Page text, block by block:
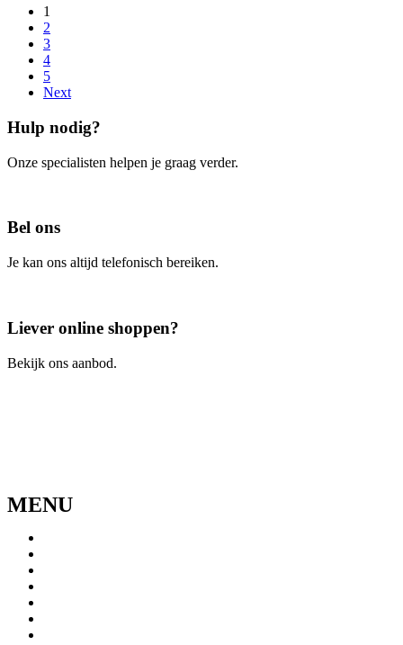
1
2
3
4
5
Next
Hulp nodig?
Onze specialisten helpen je graag verder.
Bel ons
Je kan ons altijd telefonisch bereiken.
Liever online shoppen?
Bekijk ons aanbod.
MENU
Menu